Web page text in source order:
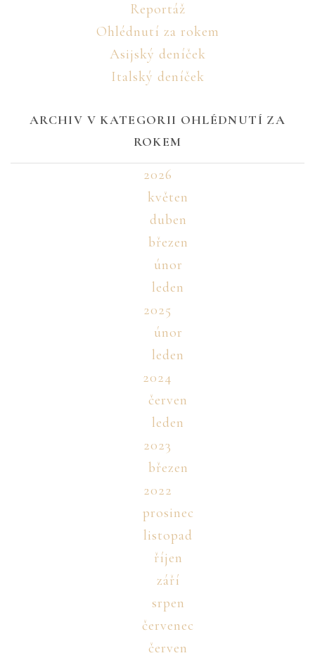
Reportáž
Ohlédnutí za rokem
Asijský deníček
Italský deníček
ARCHIV V KATEGORII OHLÉDNUTÍ ZA
ROKEM
2026
květen
duben
březen
únor
leden
2025
únor
leden
2024
červen
leden
2023
březen
2022
prosinec
listopad
říjen
září
srpen
červenec
červen